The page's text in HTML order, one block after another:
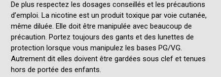
De plus respectez les dosages conseillés et les précautions
d’emploi. La nicotine est un produit toxique par voie cutanée,
même diluée. Elle doit être manipulée avec beaucoup de
précaution. Portez toujours des gants et des lunettes de
protection lorsque vous manipulez les bases PG/VG.
Autrement dit elles doivent être gardées sous clef et tenues
hors de portée des enfants.